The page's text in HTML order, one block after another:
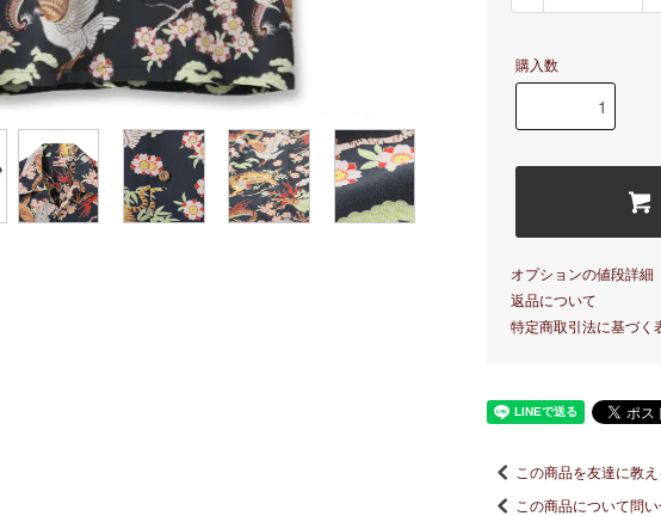
購入数
オプションの値段詳細
返品について
特定商取引法に基づく
この商品を友達に教え
この商品について問